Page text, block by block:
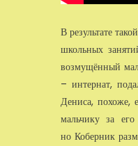
В результате
школьных
возмущённый
– интернат,
Дениса, похоже,
мальчику за
но Коберник